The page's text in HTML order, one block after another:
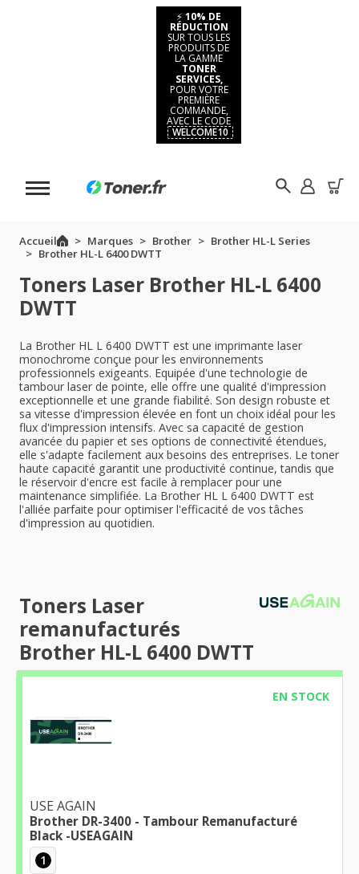
⚡ 10% DE
RÉDUCTION
SUR TOUS LES
PRODUITS DE
LA GAMME
TONER
SERVICES,
POUR VOTRE
PREMIÈRE
COMMANDE,
AVEC LE CODE
WELCOME10
Accueil Marques Brother
Brother HL-L Series
Brother HL-L 6400 DWTT
Toners Laser Brother HL-L 6400
DWTT
La Brother HL L 6400 DWTT est une imprimante laser
monochrome conçue pour les environnements
professionnels exigeants. Equipée d'une technologie de
tambour laser de pointe, elle offre une qualité d'impression
exceptionnelle et une grande fiabilité. Son design robuste et
sa vitesse d'impression élevée en font un choix idéal pour les
flux d'impression intensifs. Avec sa capacité de gestion
avancée du papier et ses options de connectivité étendues,
elle s'adapte facilement aux besoins des entreprises. Le toner
haute capacité garantit une productivité continue, tandis que
le réservoir d'encre est facile à remplacer pour une
maintenance simplifiée. La Brother HL L 6400 DWTT est
l'alliée parfaite pour optimiser l'efficacité de vos tâches
d'impression au quotidien.
Toners Laser
remanufacturés
Brother HL-L 6400 DWTT
EN STOCK
USE AGAIN
Brother DR-3400 - Tambour Remanufacturé
Black -USEAGAIN
1